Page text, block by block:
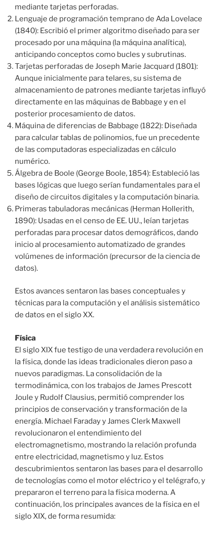
mediante tarjetas perforadas.
Lenguaje de programación temprano de Ada Lovelace
(1840): Escribió el primer algoritmo diseñado para ser
procesado por una máquina (la máquina analítica),
anticipando conceptos como bucles y subrutinas.
Tarjetas perforadas de Joseph Marie Jacquard (1801):
Aunque inicialmente para telares, su sistema de
almacenamiento de patrones mediante tarjetas influyó
directamente en las máquinas de Babbage y en el
posterior procesamiento de datos.
Máquina de diferencias de Babbage (1822): Diseñada
para calcular tablas de polinomios, fue un precedente
de las computadoras especializadas en cálculo
numérico.
Álgebra de Boole (George Boole, 1854): Estableció las
bases lógicas que luego serían fundamentales para el
diseño de circuitos digitales y la computación binaria.
Primeras tabuladoras mecánicas (Herman Hollerith,
1890): Usadas en el censo de EE. UU., leían tarjetas
perforadas para procesar datos demográficos, dando
inicio al procesamiento automatizado de grandes
volúmenes de información (precursor de la ciencia de
datos).
Estos avances sentaron las bases conceptuales y
técnicas para la computación y el análisis sistemático
de datos en el siglo XX.
Física
El siglo XIX fue testigo de una verdadera revolución en
la física, donde las ideas tradicionales dieron paso a
nuevos paradigmas. La consolidación de la
termodinámica, con los trabajos de James Prescott
Joule y Rudolf Clausius, permitió comprender los
principios de conservación y transformación de la
energía. Michael Faraday y James Clerk Maxwell
revolucionaron el entendimiento del
electromagnetismo, mostrando la relación profunda
entre electricidad, magnetismo y luz. Estos
descubrimientos sentaron las bases para el desarrollo
de tecnologías como el motor eléctrico y el telégrafo, y
prepararon el terreno para la física moderna. A
continuación, los principales avances de la física en el
siglo XIX, de forma resumida: